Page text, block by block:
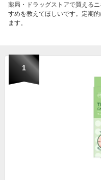
薬局・ドラッグストアで買える
すめを教えてほしいです。定期
ます。
1